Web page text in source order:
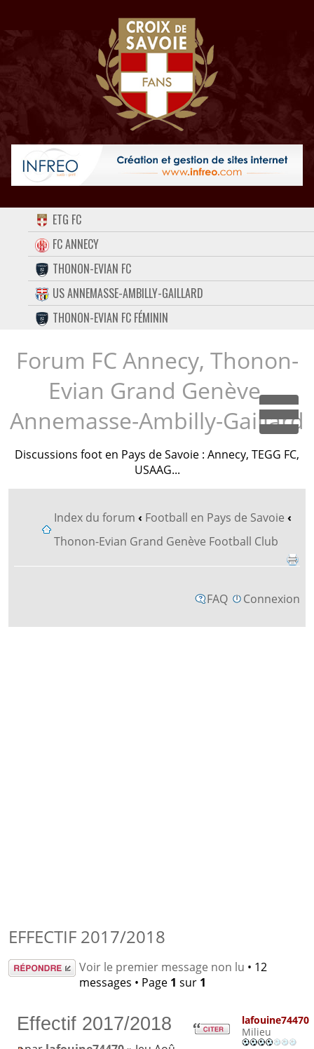
ACCUEIL
FORUM
CONTACT
FACEBOOK
TWITTER
INSTAGRAM
ETG FC
FC ANNECY
THONON-EVIAN FC
US ANNEMASSE-AMBILLY-GAILLARD
THONON-EVIAN FC FÉMININ
Forum FC Annecy, Thonon-
Evian Grand Genève,
Annemasse-Ambilly-Gaillard
Discussions foot en Pays de Savoie : Annecy, TEGG FC,
USAAG...
Index du forum ‹ Football en Pays de Savoie ‹
Thonon-Evian Grand Genève Football Club
FAQ Connexion
EFFECTIF 2017/2018
Répondre Voir le premier message non lu • 12
messages • Page 1 sur 1
Effectif 2017/2018
lafouine74470
Milieu